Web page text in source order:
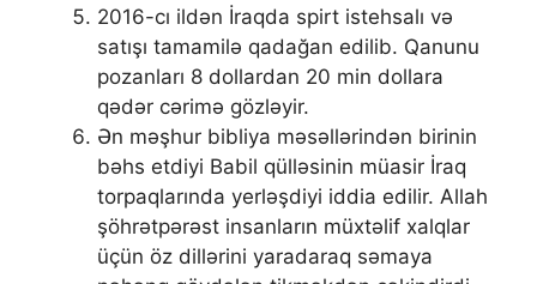
2016-cı ildən İraqda spirt istehsalı və
satışı tamamilə qadağan edilib. Qanunu
pozanları 8 dollardan 20 min dollara
qədər cərimə gözləyir.
Ən məşhur bibliya məsəllərindən birinin
bəhs etdiyi Babil qülləsinin müasir İraq
torpaqlarında yerləşdiyi iddia edilir. Allah
şöhrətpərəst insanların müxtəlif xalqlar
üçün öz dillərini yaradaraq səmaya